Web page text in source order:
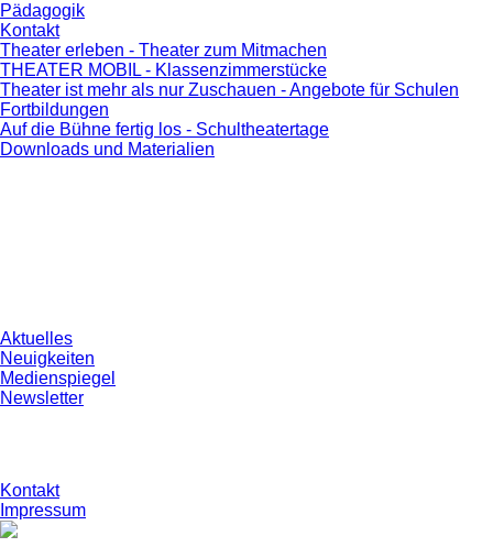
Pädagogik
Kontakt
Theater erleben - Theater zum Mitmachen
THEATER MOBIL - Klassenzimmerstücke
Theater ist mehr als nur Zuschauen - Angebote für Schulen
Fortbildungen
Auf die Bühne fertig los - Schultheatertage
Downloads und Materialien
Aktuelles
Neuigkeiten
Medienspiegel
Newsletter
Kontakt
Impressum